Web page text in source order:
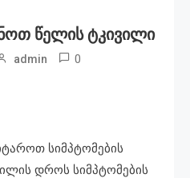
Წელის Ტკივილი
admin 0
სიმპტომების
დროს სიმპტომების